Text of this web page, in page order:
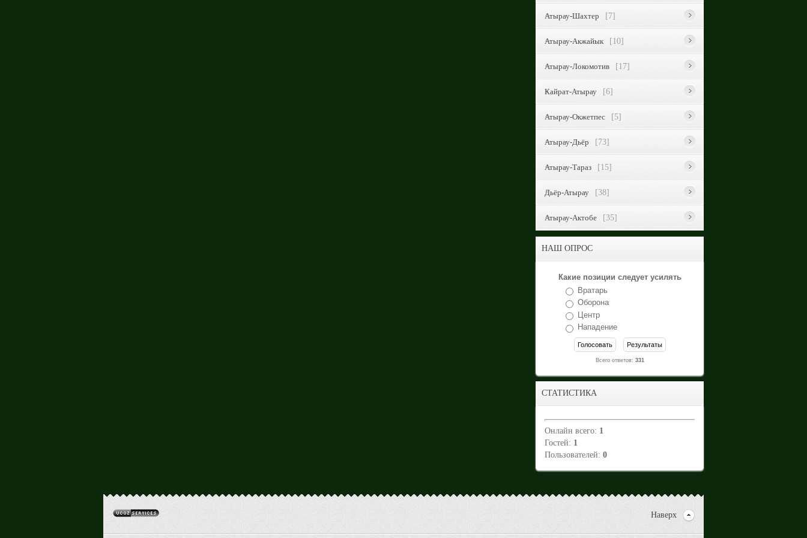
Атырау-Шахтер [7]
Атырау-Акжайык [10]
Атырау-Локомотив [17]
Кайрат-Атырау [6]
Атырау-Окжетпес [5]
Атырау-Дьёр [73]
Атырау-Тараз [15]
Дьёр-Атырау [38]
Атырау-Актобе [35]
НАШ ОПРОС
Какие позиции следует усилять
Вратарь
Оборона
Центр
Нападение
Всего ответов: 331
СТАТИСТИКА
Онлайн всего: 1
Гостей: 1
Пользователей: 0
Наверх